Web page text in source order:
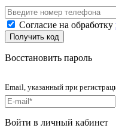
Согласие на обработку
Восстановить пароль
Email, указанный при
Войти в личный кабинет